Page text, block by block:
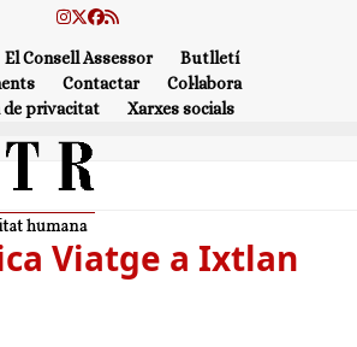
Instagram
Twitter
Facebook
RSS
El Consell Assessor
Butlletí
Contactar
Col·labora
privacitat
Xarxes socials
Viatge a Ixtlan